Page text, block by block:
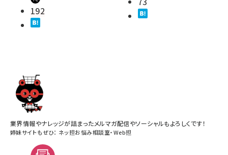
192
業界情報やナレッジが詰まったメルマガ配信やソーシャルもよろしくです！
姉妹サイトもぜひ： ネッ担お悩み相談室・Web担